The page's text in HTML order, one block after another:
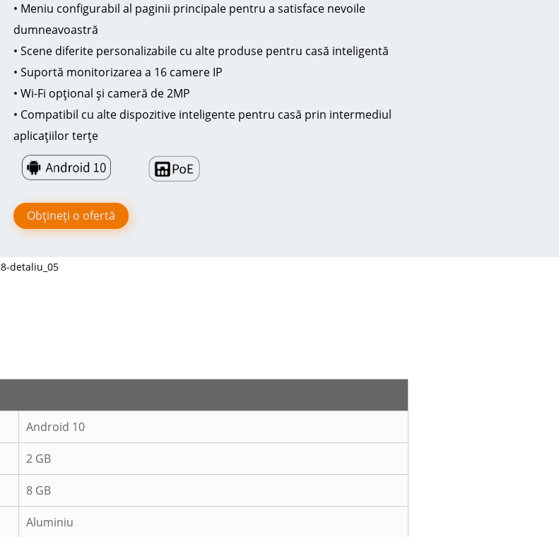
• Meniu configurabil al paginii principale pentru a satisface nevoile
dumneavoastră
• Scene diferite personalizabile cu alte produse pentru casă inteligentă
• Suportă monitorizarea a 16 camere IP
• Wi-Fi opțional și cameră de 2MP
• Compatibil cu alte dispozitive inteligente pentru casă prin intermediul
aplicațiilor terțe
Obțineți o ofertă
Android 10
2 GB
8 GB
Aluminiu